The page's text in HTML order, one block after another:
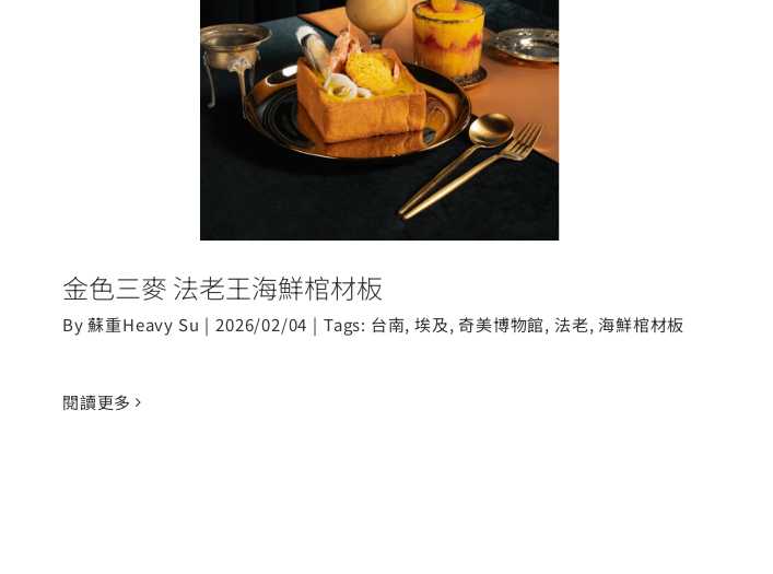
金色三麥 法老王海鮮棺材板
金色三麥 法老王海鮮棺材板
By蘇重Heavy Su | 2026/02/04 | Tags: 台南,埃及,奇美博物館, 法老,海鮮棺材板
閱讀更多